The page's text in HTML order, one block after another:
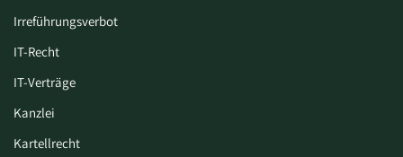
Irreführungsverbot
IT-Recht
IT-Verträge
Kanzlei
Kartellrecht